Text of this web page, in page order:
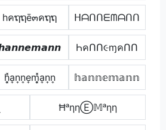
hคຖຖē๓คຖຖ ᕼᗩᑎᑎᗴᗰᗩᑎᑎ
ҺคՈՈ૯ɱคՈՈ
h͎͓̽a͎n͎n͎e͎m͎͓̽a͎n͎n͎ 𝕙𝕒𝕟𝕟𝕖𝕞𝕒𝕟𝕟
ĦᵃηηⒺ𝕄ᵃηη